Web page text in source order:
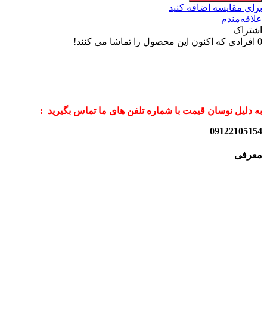
برای مقایسه اضافه کنید
علاقه‌مندم
اشتراک
0 افرادی که اکنون این محصول را تماشا می کنند!
به دلیل نوسان قیمت با شماره تلفن های ما تماس بگیرید :
09122105154
معرفی